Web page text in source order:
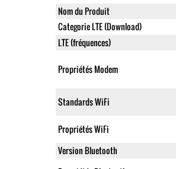
Nom du Produit
Categorie LTE (Download)
LTE (fréquences)
Propriétés Modem
Standards WiFi
Propriétés WiFi
Version Bluetooth